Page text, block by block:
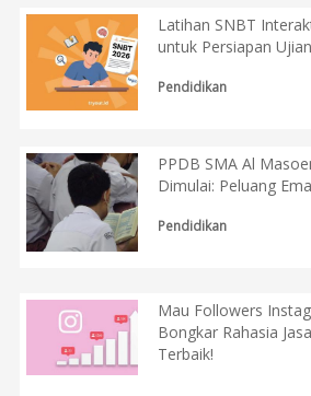
Latihan SNBT
untuk Persiapan
Pendidikan
PPDB SMA Al
Dimulai: Peluang
Pendidikan
Mau Followers
Bongkar Rahasia
Terbaik!